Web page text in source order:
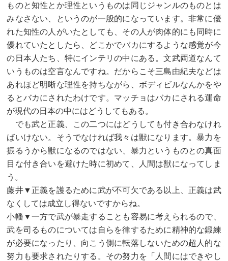
ものと知性とか理性というものは同じジャンルのものとは
みなさない、というのが一般的になっています。非常に優
れた知性の人がいたとしても、その人が肉体的にも同時に
優れていたとしたら、どこかでバカにするような感覚が今
の日本人たち、特にインテリの中にある。文武両道なんて
いうものは空言なんですね。だからこそ三島由紀夫などは
あれほど明晰な理性を持ちながら、ボディビルなんかをや
るとバカにされたわけです。マッチョはバカにされる運命
が現代の日本の中にはどうしてもある。
でも武と正義、この二つにはどうしても付き合わなけれ
ばいけない。そうでなければ我々は獣になります。暴力を
振るうから獣になるのではない、暴力というものとの真面
目な付き合いを避けた時に初めて、人間は獣になってしま
う。
藤井▼正義を護るために武が不可欠である以上、正義は武
なくしては成立し得ないですからね。
小幡▼一方で武が暴走することも容易に考えられるので、
武を司るものについては自らを律するために精神的な鍛練
が必要になったり、向こう側に転落しないための超人的な
努力も要求されたりする。その努力を「人間にはできやし